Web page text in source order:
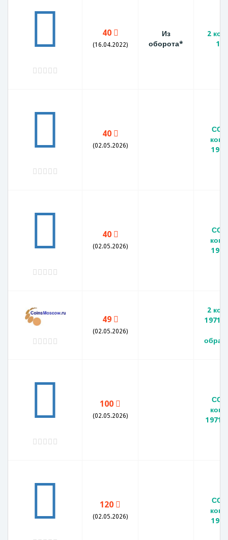
40
(16.04.2022)
Из
оборота*
2
40
(02.05.2026)
40
(02.05.2026)
49
(02.05.2026)
2
1971
100
(02.05.2026)
1971
120
(02.05.2026)